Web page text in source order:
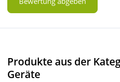
Produkte aus der
Geräte